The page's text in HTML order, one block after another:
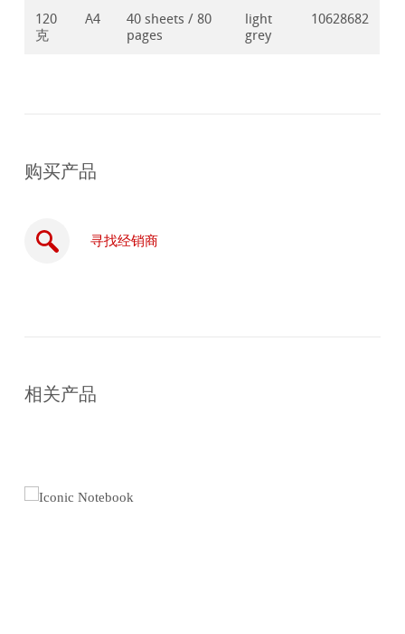
120
克
A4
40 sheets / 80
pages
light
grey
10628682
购买产品
寻找经销商
购
相关产品